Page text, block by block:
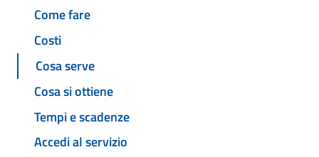
Come fare
Costi
Cosa serve
Cosa si ottiene
Tempi e scadenze
Accedi al servizio